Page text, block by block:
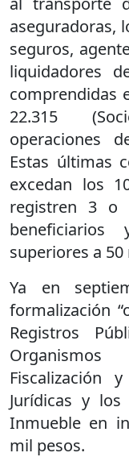
aseguradoras,
seguros,
liquidadores
comprendidas
22.315
operaciones
Estas últimas
excedan los
registren 3 o
superiores a 50
Ya en
formalización
Registros
Fiscalización
Jurídicas y
Inmueble en
mil pesos.